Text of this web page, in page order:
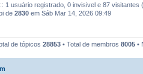
1 usuário registrado, 0 invisivel e 87
de 2830 em Sáb Mar 14, 2026 09:49
de tópicos 28853 • Total de membros 8005 •